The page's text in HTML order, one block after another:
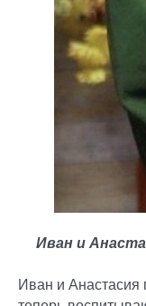
Иван и
Иван и Анастасия